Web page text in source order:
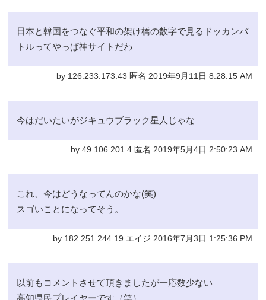
日本と韓国をつなぐ平和の架け橋の数字で見るドッカンバ
トルってやっぱ神サイトだわ
by 126.233.173.43 匿名 2019年9月11日 8:28:15 AM
今はだいたいがジキュウブラック星人じゃな
by 49.106.201.4 匿名 2019年5月4日 2:50:23 AM
これ、今はどうなってんのかな(笑)
スゴいことになってそう。
by 182.251.244.19 エイジ 2016年7月3日 1:25:36 PM
以前もコメントさせて頂きましたが一応数少ない